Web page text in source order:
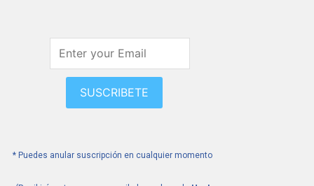
SUSCRIBETE
* Puedes anular suscripción en cualquier momento